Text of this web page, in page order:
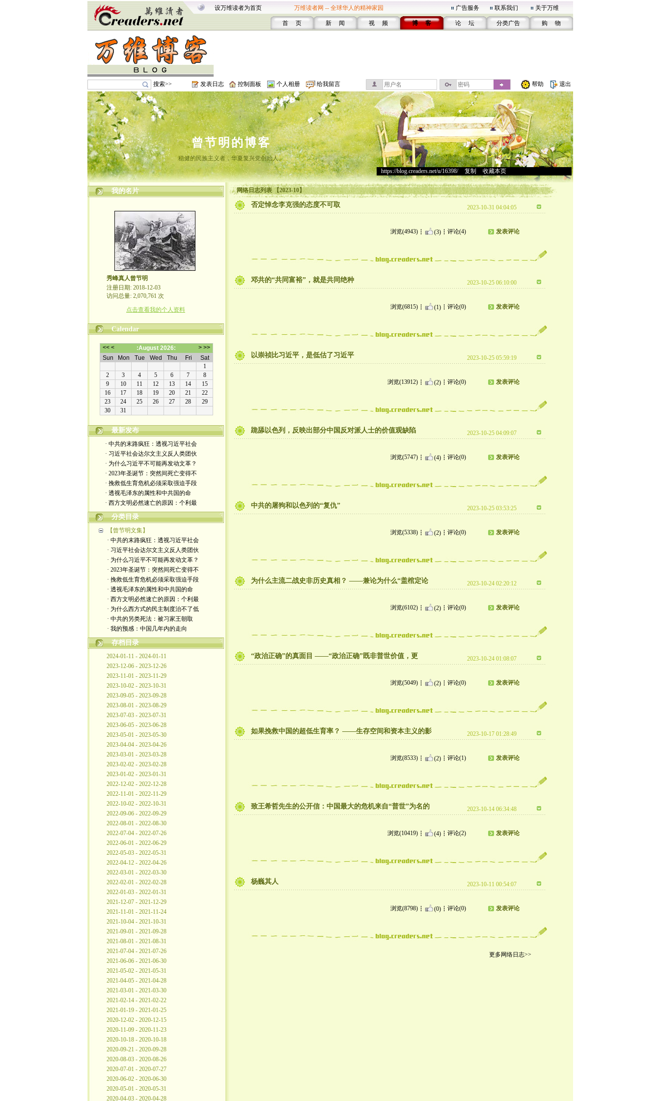
设万维读者为首页 万维读者网 -- 全球华人的精神家园 广告服务 联系我们 关于万维
首 页 新 闻 视 频 博 客 论 坛 分类广告 购 物
搜索>> 发表日志 控制面板 个人相册 给我留言 帮助 退出
曾节明的博客
稳健的民族主义者，华夏复兴党创始人。
https://blog.creaders.net/u/16398/> 复制 收藏本页
我的名片
秀峰真人曾节明
注册日期: 2018-12-03
访问总量: 2,070,761 次
点击查看我的个人资料
Calendar
最新发布
· 中共的末路疯狂：透视习近平社会
· 习近平社会达尔文主义反人类团伙
· 为什么习近平不可能再发动文革？
· 2023年圣诞节：突然间死亡变得不
· 挽救低生育危机必须采取强迫手段
· 透视毛泽东的属性和中共国的命
· 西方文明必然速亡的原因：个利最
分类目录
【曾节明文集】
· 中共的末路疯狂：透视习近平社会
· 习近平社会达尔文主义反人类团伙
· 为什么习近平不可能再发动文革？
· 2023年圣诞节：突然间死亡变得不
· 挽救低生育危机必须采取强迫手段
· 透视毛泽东的属性和中共国的命
· 西方文明必然速亡的原因：个利最
· 为什么西方式的民主制度治不了低
· 中共的另类死法：被习家王朝取
· 我的预感：中国几年内的走向
存档目录
2024-01-11 - 2024-01-11
2023-12-06 - 2023-12-26
2023-11-01 - 2023-11-29
2023-10-02 - 2023-10-31
2023-09-05 - 2023-09-28
2023-08-01 - 2023-08-29
2023-07-03 - 2023-07-31
2023-06-05 - 2023-06-28
2023-05-01 - 2023-05-30
2023-04-04 - 2023-04-26
2023-03-01 - 2023-03-28
2023-02-02 - 2023-02-28
2023-01-02 - 2023-01-31
2022-12-02 - 2022-12-28
2022-11-01 - 2022-11-29
2022-10-02 - 2022-10-31
2022-09-06 - 2022-09-29
2022-08-01 - 2022-08-30
2022-07-04 - 2022-07-26
2022-06-01 - 2022-06-29
2022-05-03 - 2022-05-31
2022-04-12 - 2022-04-26
2022-03-01 - 2022-03-30
2022-02-01 - 2022-02-28
2022-01-03 - 2022-01-31
2021-12-07 - 2021-12-29
2021-11-01 - 2021-11-24
2021-10-04 - 2021-10-31
2021-09-01 - 2021-09-28
2021-08-01 - 2021-08-31
2021-07-04 - 2021-07-26
2021-06-06 - 2021-06-30
2021-05-02 - 2021-05-31
2021-04-05 - 2021-04-28
2021-03-01 - 2021-03-30
2021-02-14 - 2021-02-22
2021-01-19 - 2021-01-25
2020-12-02 - 2020-12-15
2020-11-09 - 2020-11-23
2020-10-18 - 2020-10-18
2020-09-21 - 2020-09-28
2020-08-03 - 2020-08-26
2020-07-01 - 2020-07-27
2020-06-02 - 2020-06-30
2020-05-01 - 2020-05-31
2020-04-03 - 2020-04-28
网络日志列表 【2023-10】
否定悼念李克强的态度不可取 2023-10-31 04:04:05
浏览(4943) (3) 评论(4) 发表评论
邓共的“共同富裕”，就是共同绝种 2023-10-25 06:10:00
浏览(6815) (1) 评论(0) 发表评论
以崇祯比习近平，是低估了习近平 2023-10-25 05:59:19
浏览(13912) (2) 评论(0) 发表评论
跪舔以色列，反映出部分中国反对派人士的价值观缺陷 2023-10-25 04:09:07
浏览(5747) (4) 评论(0) 发表评论
中共的屠狗和以色列的“复仇” 2023-10-25 03:53:25
浏览(5338) (2) 评论(0) 发表评论
为什么主流二战史非历史真相？ ——兼论为什么“盖棺定论 2023-10-24 02:20:12
浏览(6102) (2) 评论(0) 发表评论
“政治正确”的真面目 ——“政治正确”既非普世价值，更 2023-10-24 01:08:07
浏览(5049) (2) 评论(0) 发表评论
如果挽救中国的超低生育率？ ——生存空间和资本主义的影 2023-10-17 01:28:49
浏览(8533) (2) 评论(1) 发表评论
致王希哲先生的公开信：中国最大的危机来自“普世”为名的 2023-10-14 06:34:48
浏览(10419) (4) 评论(2) 发表评论
杨巍其人 2023-10-11 00:54:07
浏览(8798) (0) 评论(0) 发表评论
更多网络日志>>